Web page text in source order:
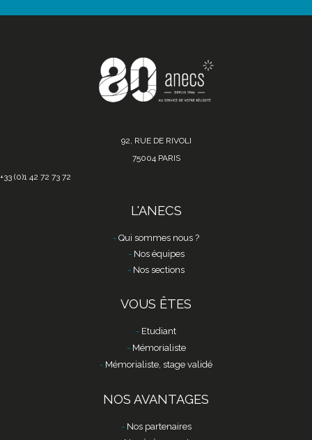
92, RUE DE RIVOLI
75004 PARIS
+33 (0)1 42 72 73 72
L'ANECS
Qui sommes nous ?
Nos équipes
Nos sections
VOUS ÊTES
Etudiant
Mémorialiste
Mémorialiste, stage validé
NOS AVANTAGES
Nos partenaires